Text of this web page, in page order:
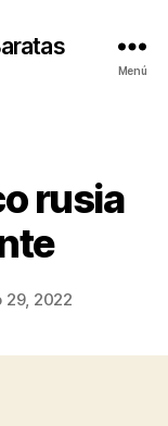
Menú
rusia
29, 2022